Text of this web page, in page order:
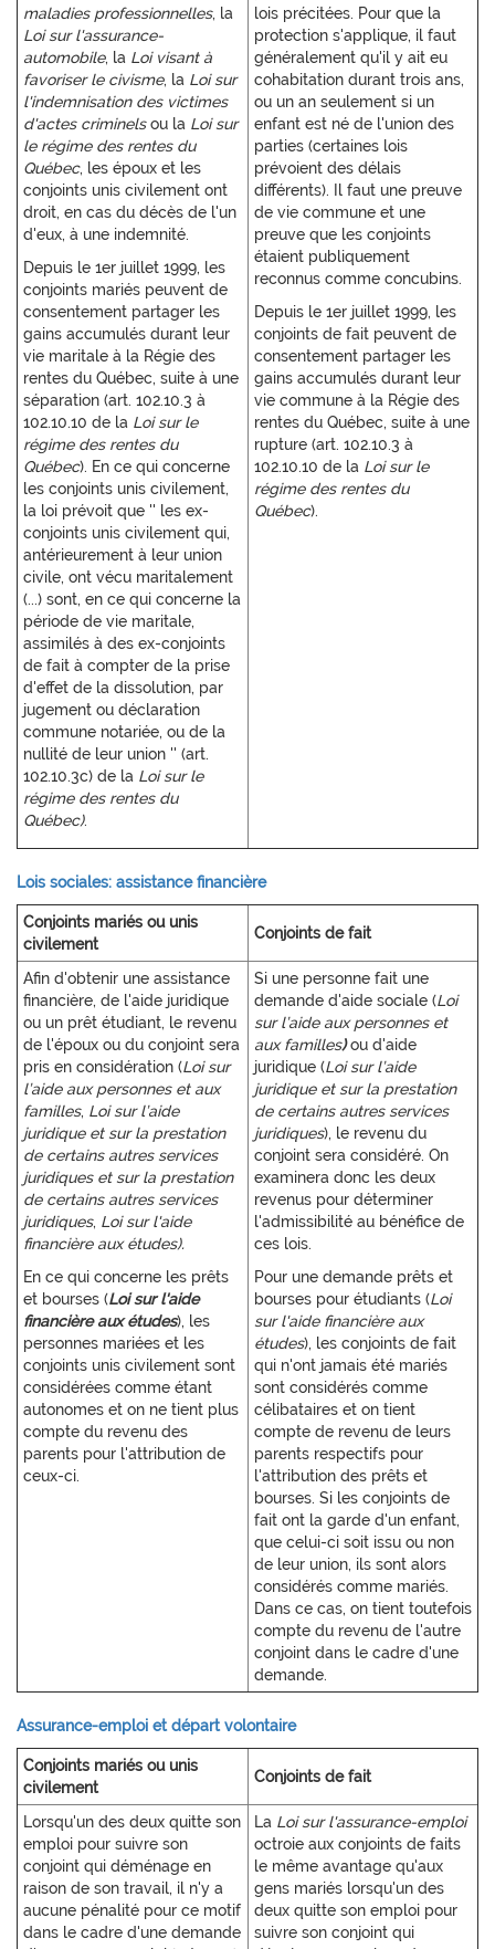
maladies professionnelles, la
Loi sur l'assurance-
automobile, la Loi visant à
favoriser le civisme, la Loi sur
l'indemnisation des victimes
d'actes criminelsou la Loi sur
le régime des rentes du
Québec, les époux et les
conjoints unis civilement ont
droit, en cas du décès de l'un
d'eux, à une indemnité.
Depuis le 1er juillet 1999, les
conjoints mariés peuvent de
consentement partager les
gains accumulés durant leur
vie maritale à la Régie des
rentes du Québec, suite à une
séparation (art. 102.10.3 à
102.10.10 de la Loi sur le
régime des rentes du
Québec). En ce qui concerne
les conjoints unis civilement,
la loi prévoit que '' les ex-
conjoints unis civilement qui,
antérieurement à leur union
civile, ont vécu maritalement
(...) sont, en ce qui concerne la
période de vie maritale,
assimilés à des ex-conjoints
de fait à compter de la prise
d'effet de la dissolution, par
jugement ou déclaration
commune notariée, ou de la
nullité de leur union '' (art.
102.10.3c) de la Loi sur le
régime des rentes du
Québec).
lois précitées. Pour que la
protection s'applique, il faut
généralement qu'il y ait eu
cohabitation durant trois ans,
ou un an seulement si un
enfant est né de l'union des
parties (certaines lois
prévoient des délais
différents). Il faut une preuve
de vie commune et une
preuve que les conjoints
étaient publiquement
reconnus comme concubins.
Depuis le 1er juillet 1999, les
conjoints de fait peuvent de
consentement partager les
gains accumulés durant leur
vie commune à la Régie des
rentes du Québec, suite à une
rupture (art. 102.10.3 à
102.10.10 de la Loi sur le
régime des rentes du
Québec).
Lois sociales: assistance financière
Conjoints mariés ou unis
civilement
Conjoints de fait
Afin d'obtenir une assistance
financière, de l'aide juridique
ou un prêt étudiant, le revenu
de l'époux ou du conjoint sera
pris en considération (Loi sur
l’aide aux personnes et aux
familles, Loi sur l’aide
juridique et sur la prestation
de certains autres services
juridiques et sur la prestation
de certains autres services
juridiques, Loi sur l'aide
financière aux études).
En ce qui concerne les prêts
et bourses (Loi sur l'aide
financière aux études), les
personnes mariées et les
conjoints unis civilement sont
considérées comme étant
autonomes et on ne tient plus
compte du revenu des
parents pour l'attribution de
ceux-ci.
Si une personne fait une
demande d'aide sociale (Loi
sur l’aide aux personnes et
aux familles)ou d'aide
juridique (Loi sur l’aide
juridique et sur la prestation
de certains autres services
juridiques), le revenu du
conjoint sera considéré. On
examinera donc les deux
revenus pour déterminer
l'admissibilité au bénéfice de
ces lois.
Pour une demande prêts et
bourses pour étudiants (Loi
sur l'aide financière aux
études), les conjoints de fait
qui n'ont jamais été mariés
sont considérés comme
célibataires et on tient
compte de revenu de leurs
parents respectifs pour
l'attribution des prêts et
bourses. Si les conjoints de
fait ont la garde d'un enfant,
que celui-ci soit issu ou non
de leur union, ils sont alors
considérés comme mariés.
Dans ce cas, on tient toutefois
compte du revenu de l'autre
conjoint dans le cadre d'une
demande.
Assurance-emploi et départ volontaire
Conjoints mariés ou unis
civilement
Conjoints de fait
Lorsqu'un des deux quitte son
emploi pour suivre son
conjoint qui déménage en
raison de son travail, il n'y a
aucune pénalité pour ce motif
dans le cadre d'une demande
La Loi sur l'assurance-emploi
octroie aux conjoints de faits
le même avantage qu'aux
gens mariés lorsqu'un des
deux quitte son emploi pour
suivre son conjoint qui